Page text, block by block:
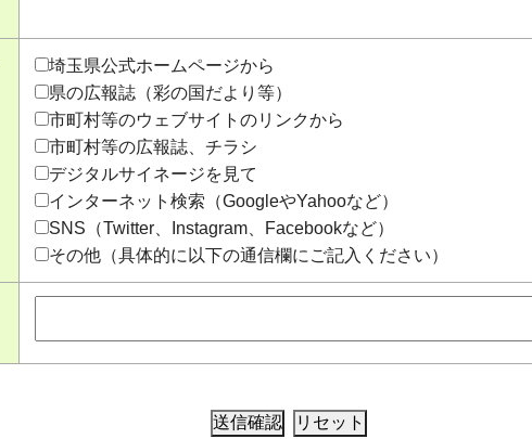
埼玉県公式ホームページから
県の広報誌（彩の国だより等）
市町村等のウェブサイトのリンクから
市町村等の広報誌、チラシ
デジタルサイネージを見て
インターネット検索（GoogleやYahooなど）
SNS（Twitter、Instagram、Facebookなど）
その他（具体的に以下の通信欄にご記入ください）